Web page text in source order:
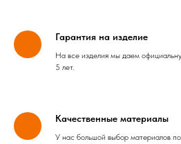
Гарантия на изделие
На все изделия мы даем
5 лет.
Качественные материалы
У нас большой выбор материалов